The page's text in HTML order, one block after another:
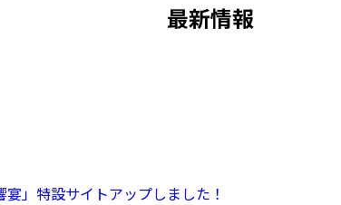
最新情報
」特設サイトアップしました！